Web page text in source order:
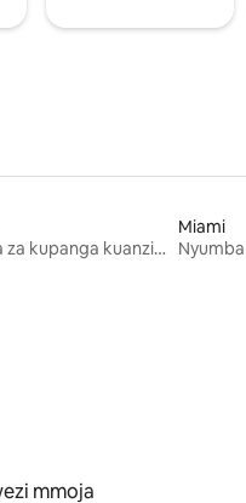
Nyumba za kupanga kuanzia mwezi mmoja
Miami
mmoja